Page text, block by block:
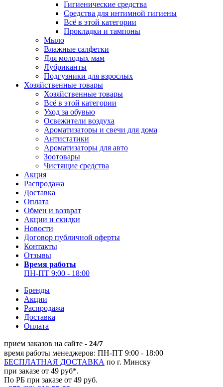
Гигиенические средства
Средства для интимной гигиены
Всё в этой категории
Прокладки и тампоны
Мыло
Влажные салфетки
Для молодых мам
Лубриканты
Подгузники для взрослых
Хозяйственные товары
Хозяйственные товары
Всё в этой категории
Уход за обувью
Освежители воздуха
Ароматизаторы и свечи для дома
Антистатики
Ароматизаторы для авто
Зоотовары
Чистящие средства
Акция
Распродажа
Доставка
Оплата
Обмен и возврат
Акции и скидки
Новости
Договор публичной оферты
Контакты
Отзывы
Время работы
ПН-ПТ 9:00 - 18:00
Бренды
Акции
Распродажа
Доставка
Оплата
прием заказов на сайте - 24/7
время работы менеджеров: ПН-ПТ 9:00 - 18:00
БЕСПЛАТНАЯ ДОСТАВКА по г. Минску
при заказе от 49 руб*.
По РБ при заказе от 49 руб.